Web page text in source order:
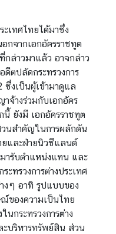
เทศไทยได้มาซึ่ง
กจากเอกอัครราชทูต
ล่าวมาแล้ว อาจกล่าว
ดีตปลัดกระทรวงการ
ซึ่งเป็นผู้เข้ามาดูแล
จ้างร่วมกับเอกอัคร
ยังมี เอกอัครราชทูต
นสำคัญในการผลักดัน
ยและฝ่ายนิวซีแลนด์
ารับตำแหน่งแทน และ
ทรวงการต่างประเทศ
งๆ อาทิ รูปแบบของ
ของความเป็นไทย
กระทรวงการต่าง
ะบริหารทรัพย์สิน ส่วน